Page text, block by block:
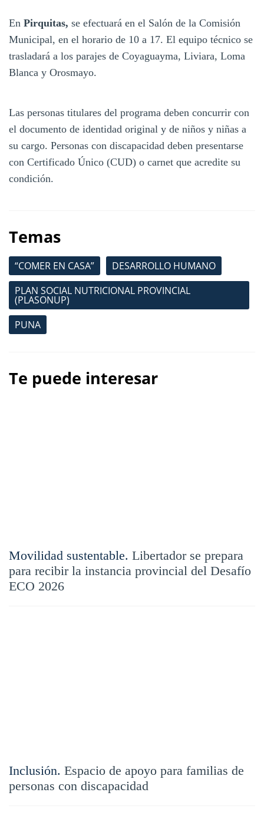
En Pirquitas, se efectuará en el Salón de la Comisión
Municipal, en el horario de 10 a 17. El equipo técnico se
trasladará a los parajes de Coyaguayma, Liviara, Loma
Blanca y Orosmayo.
Las personas titulares del programa deben concurrir con
el documento de identidad original y de niños y niñas a
su cargo. Personas con discapacidad deben presentarse
con Certificado Único (CUD) o carnet que acredite su
condición.
Temas
“COMER EN CASA”
DESARROLLO HUMANO
PLAN SOCIAL NUTRICIONAL PROVINCIAL
(PLASONUP)
PUNA
Te puede interesar
Movilidad sustentable. Libertador se prepara
para recibir la instancia provincial del Desafío
ECO 2026
Inclusión. Espacio de apoyo para familias de
personas con discapacidad